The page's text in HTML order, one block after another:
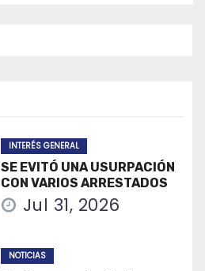
INTERÉS GENERAL
SE EVITÓ UNA USURPACIÓN
CON VARIOS ARRESTADOS
Jul 31, 2026
NOTICIAS